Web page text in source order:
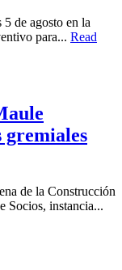
de agosto en la
para... Read
gremiales
de la Construcción
Socios, instancia...